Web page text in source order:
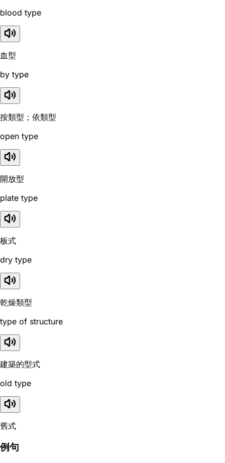
blood type
血型
by type
按類型；依類型
open type
開放型
plate type
板式
dry type
乾燥類型
type of structure
建築的型式
old type
舊式
例句